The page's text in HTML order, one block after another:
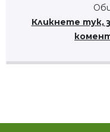
Кликнете тук,